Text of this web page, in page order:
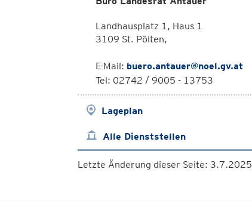
Landhausplatz 1, Haus 1
3109 St. Pölten,
E-Mail: buero.antauer@noel.gv.at
Tel: 02742 / 9005 - 13753
Lageplan
Alle Dienststellen
Letzte Änderung dieser Seite: 3.7.2025